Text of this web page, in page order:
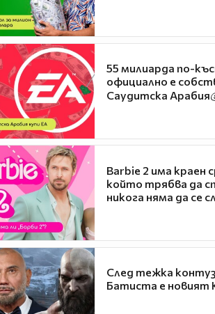
55 милиарда по-
официално е
Саудитска
Barbie 2 има краен
който трябва да
никога няма да се
След тежка
Батиста е новият